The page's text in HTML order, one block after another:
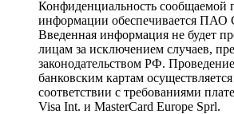
Конфиденциальность сообщаемой
информации обеспечивается
Введенная информация не будет
лицам за исключением случаев,
законодательством РФ.
банковским картам
соответствии с требованиями
Visa Int. и MasterCard Europe Sprl.